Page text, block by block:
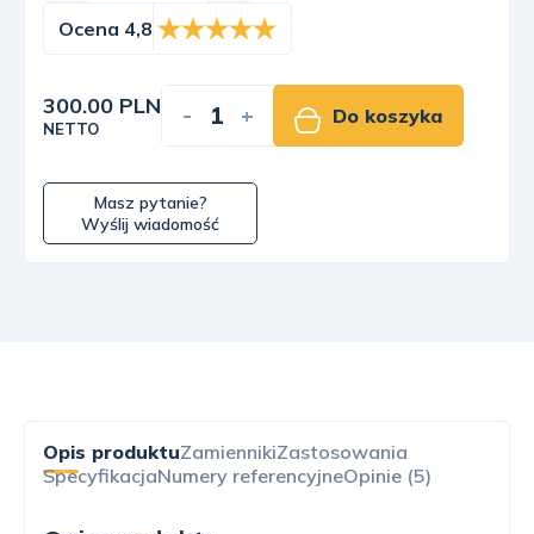
Ocena 4,8
300.00 PLN
NETTO - + Do koszyka
Masz pytanie?
Wyślij wiadomość
Opis produktuZamiennikiZastosowania
SpecyfikacjaNumery referencyjneOpinie (5)